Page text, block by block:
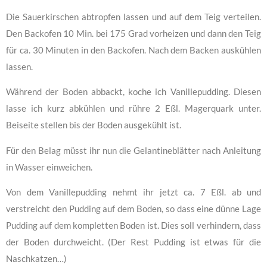
Die Sauerkirschen abtropfen lassen und auf dem Teig verteilen.
Den Backofen 10 Min. bei 175 Grad vorheizen und dann den Teig
für ca. 30 Minuten in den Backofen. Nach dem Backen auskühlen
lassen.
Während der Boden abbackt, koche ich Vanillepudding. Diesen
lasse ich kurz abkühlen und rühre 2 Eßl. Magerquark unter.
Beiseite stellen bis der Boden ausgekühlt ist.
Für den Belag müsst ihr nun die Gelantineblätter nach Anleitung
in Wasser einweichen.
Von dem Vanillepudding nehmt ihr jetzt ca. 7 Eßl. ab und
verstreicht den Pudding auf dem Boden, so dass eine dünne Lage
Pudding auf dem kompletten Boden ist. Dies soll verhindern, dass
der Boden durchweicht. (Der Rest Pudding ist etwas für die
Naschkatzen…)